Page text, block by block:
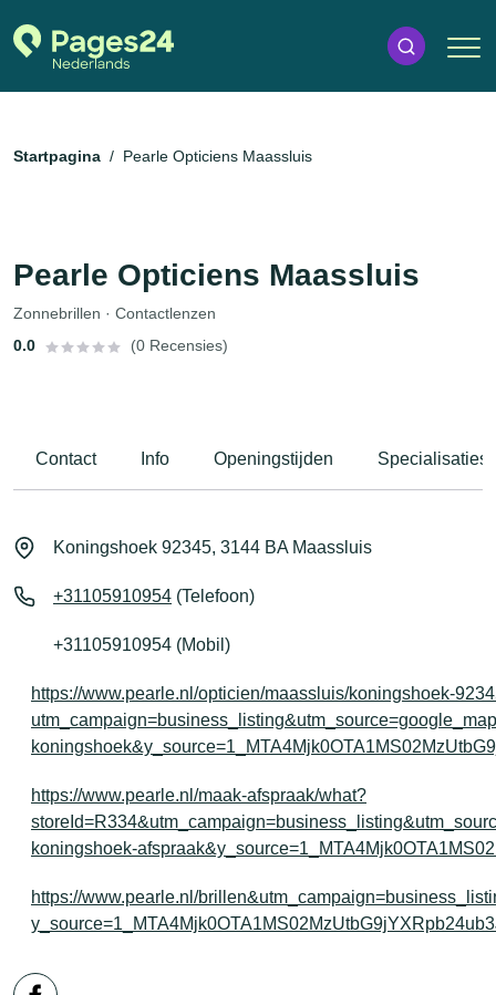
Startpagina Pearle Opticiens Maassluis
Pearle Opticiens Maassluis
Zonnebrillen · Contactlenzen
0.0
(0 Recensies)
Contact Info Openingstijden Specialisaties
Koningshoek 92345, 3144 BA Maassluis
+31105910954 (Telefoon)
+31105910954 (Mobil)
https://www.pearle.nl/opticien/maassluis/koningshoek-
https://www.pearle.nl/maak-afspraak/what?
koningshoek-
https://www.pearle.nl/